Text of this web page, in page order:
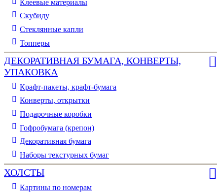
Клеевые материалы
Скубиду
Стеклянные капли
Топперы
ДЕКОРАТИВНАЯ БУМАГА, КОНВЕРТЫ,
УПАКОВКА
Крафт-пакеты, крафт-бумага
Конверты, открытки
Подарочные коробки
Гофробумага (крепон)
Декоративная бумага
Наборы текстурных бумаг
ХОЛСТЫ
Картины по номерам